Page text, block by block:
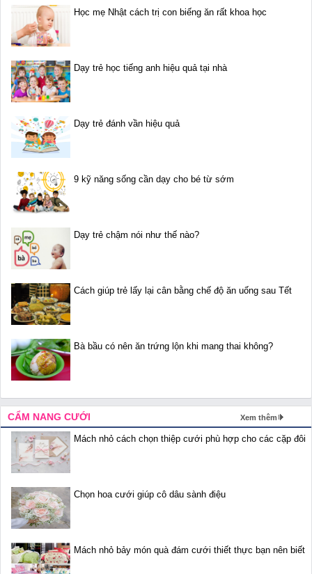
Học mẹ Nhật cách trị con biếng ăn rất khoa học
Dạy trẻ học tiếng anh hiệu quả tại nhà
Dạy trẻ đánh vần hiệu quả
9 kỹ năng sống cần dạy cho bé từ sớm
Dạy trẻ chậm nói như thế nào?
Cách giúp trẻ lấy lại cân bằng chế độ ăn uống sau Tết
Bà bầu có nên ăn trứng lộn khi mang thai không?
CẨM NANG CƯỚI Xem thêm
Mách nhỏ cách chọn thiệp cưới phù hợp cho các cặp đôi
Chọn hoa cưới giúp cô dâu sành điệu
Mách nhỏ bảy món quà đám cưới thiết thực bạn nên biết